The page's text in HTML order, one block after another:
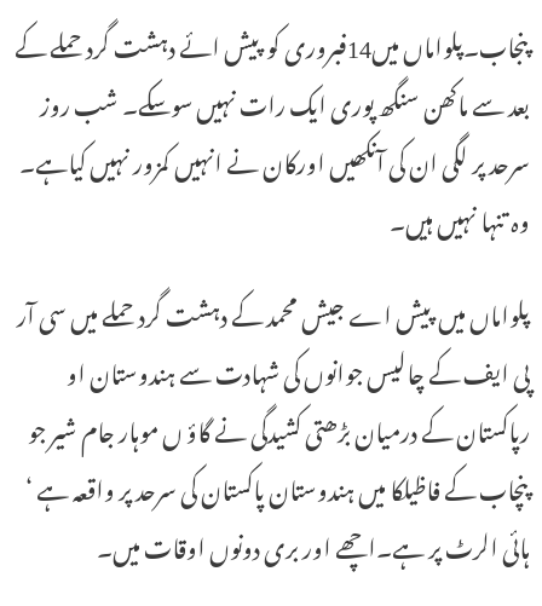
پنجاب۔پلواماں میں14فبروری کو پیش ائے دہشت گرد حملے کے
بعد سے ماکھن سنگھ پوری ایک رات نہیں سوسکے۔ شب روز
سرحد پر لگی ان کی آنکھیں اورکان نے انہیں کمزور نہیں کیاہے۔
وہ تنہا نہیں ہیں۔
پلواماں میں پیش اے جیش محمد کے دہشت گرد حملے میں سی آر
پی ایف کے چالیس جوانوں کی شہادت سے ہندوستان او
رپاکستان کے درمیان بڑھتی کشیدگی نے گاؤ ں موہار جام شیر جو
پنچاب کے فاظیلکا میں ہندوستان پاکستان کی سرحد پر واقعہ ہے ‘
ہائی الرٹ پر ہے۔اچھے اور بری دونوں اوقات میں۔